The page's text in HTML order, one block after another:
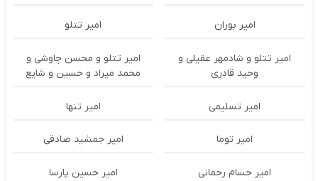
امیر بوران امیر تتلو
امیر تتلو و شادمهر عقیلی و
وحید قادری
امیر تتلو و محسن چاوشی و
محمد میراد و حسین و شایع
امیر تسلیمی امیر تنها
امیر توما امیر جمشید صادقی
امیر حسام رحمانی امیر حسین پارسا